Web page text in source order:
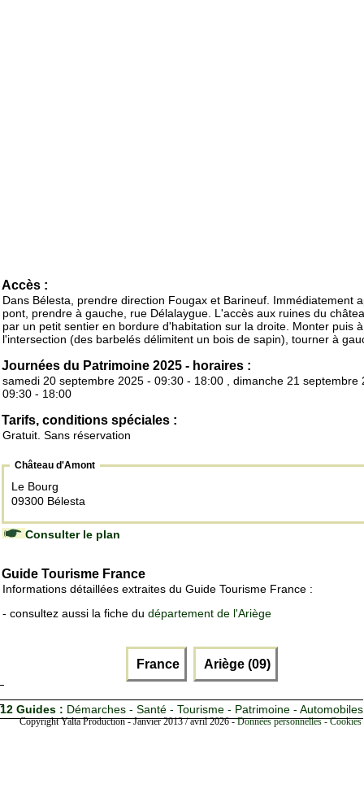
Accès :
Dans Bélesta, prendre direction Fougax et Barineuf. Immédiatement
pont, prendre à gauche, rue Délalaygue. L'accès aux ruines du
par un petit sentier en bordure d'habitation sur la droite. Monter puis à
l'intersection (des barbelés délimitent un bois de sapin), tourner à
Journées du Patrimoine 2025 - horaires :
samedi 20 septembre 2025 - 09:30 - 18:00 , dimanche 21 septembre
09:30 - 18:00
Tarifs, conditions spéciales :
Gratuit. Sans réservation
Château d'Amont
Le Bourg
09300 Bélesta
Consulter le plan
Guide Tourisme France
Informations détaillées extraites du Guide Tourisme France :
- consultez aussi la fiche du département de l'Ariège
France Ariège (09)
12 Guides : Démarches - Santé - Tourisme - Patrimoine - Automobiles
Copyright Yalta Production - Janvier 2013 / avril 2026 -Données personnelles -